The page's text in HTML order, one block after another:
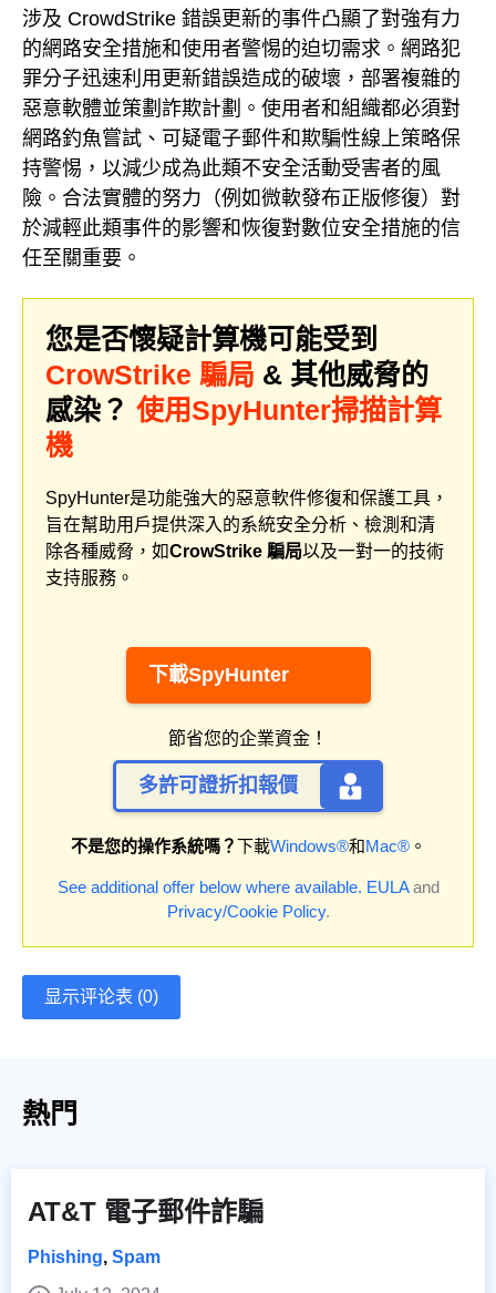
涉及 CrowdStrike 錯誤更新的事件凸顯了對強有力
的網路安全措施和使用者警惕的迫切需求。網路犯
罪分子迅速利用更新錯誤造成的破壞，部署複雜的
惡意軟體並策劃詐欺計劃。使用者和組織都必須對
網路釣魚嘗試、可疑電子郵件和欺騙性線上策略保
持警惕，以減少成為此類不安全活動受害者的風
險。合法實體的努力（例如微軟發布正版修復）對
於減輕此類事件的影響和恢復對數位安全措施的信
任至關重要。
您是否懷疑計算機可能受到
CrowStrike 騙局 & 其他威脅的
感染？ 使用SpyHunter掃描計算
機
SpyHunter是功能強大的惡意軟件修復和保護工具，
旨在幫助用戶提供深入的系統安全分析、檢測和清
除各種威脅，如CrowStrike 騙局以及一對一的技術
支持服務。
下載SpyHunter
節省您的企業資金！
多許可證折扣報價
不是您的操作系統嗎？下載Windows®和Mac®。
See additional offer below where available. EULAand
Privacy/Cookie Policy.
显示评论表 (0)
熱門
AT&T 電子郵件詐騙
Phishing, Spam